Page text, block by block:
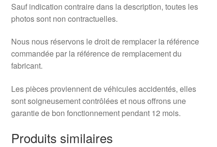
Sauf indication contraire dans la description, toutes les
photos sont non contractuelles.
Nous nous réservons le droit de remplacer la référence
commandée par la référence de remplacement du
fabricant.
Les pièces proviennent de véhicules accidentés, elles
sont soigneusement contrôlées et nous offrons une
garantie de bon fonctionnement pendant 12 mois.
Produits similaires